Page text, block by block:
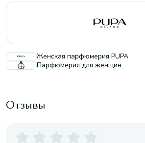
Женская парфюмерия PUPA
Парфюмерия для женщин
Отзывы